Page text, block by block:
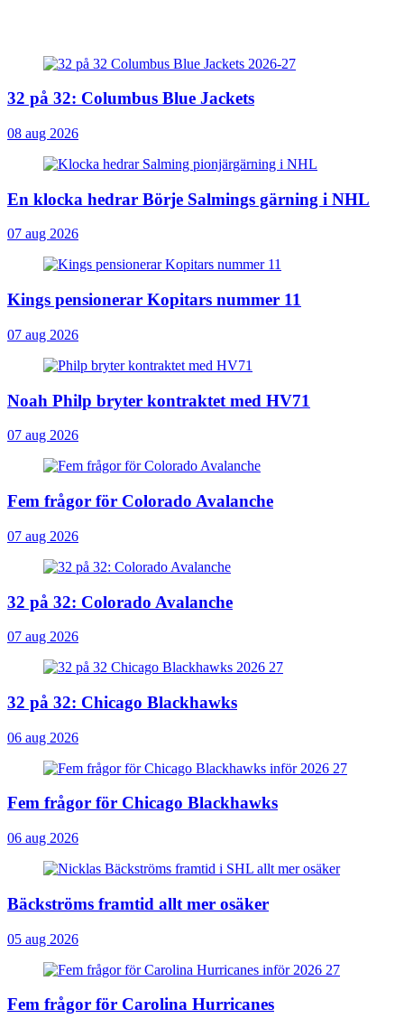
32 på 32: Columbus Blue Jackets
08 aug 2026
En klocka hedrar Börje Salmings gärning i NHL
07 aug 2026
Kings pensionerar Kopitars nummer 11
07 aug 2026
Noah Philp bryter kontraktet med HV71
07 aug 2026
Fem frågor för Colorado Avalanche
07 aug 2026
32 på 32: Colorado Avalanche
07 aug 2026
32 på 32: Chicago Blackhawks
06 aug 2026
Fem frågor för Chicago Blackhawks
06 aug 2026
Bäckströms framtid allt mer osäker
05 aug 2026
Fem frågor för Carolina Hurricanes